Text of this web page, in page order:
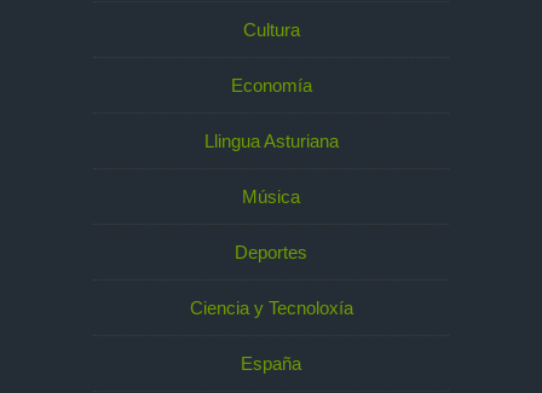
Cultura
Economía
Llingua Asturiana
Música
Deportes
Ciencia y Tecnoloxía
España